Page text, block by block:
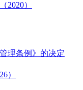
2020）
理条例》的决定
）